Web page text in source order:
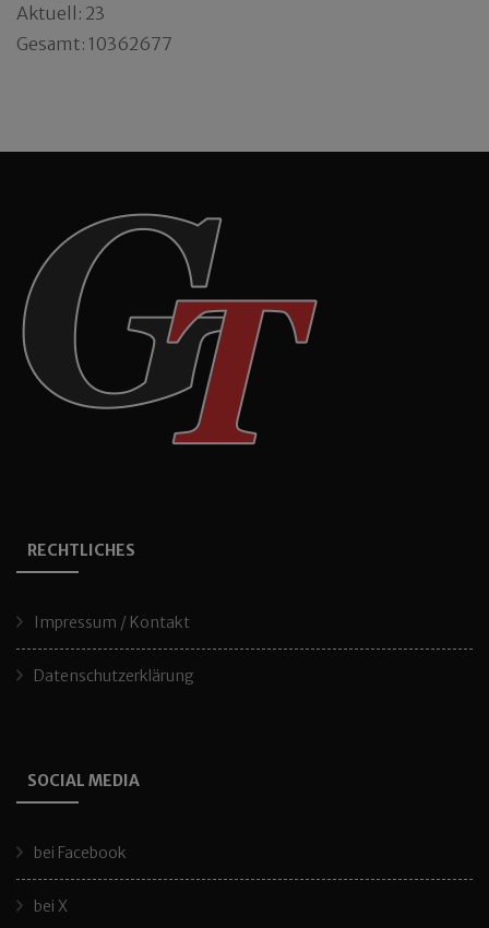
Aktuell: 23
Gesamt: 10362677
RECHTLICHES
Impressum / Kontakt
Datenschutzerklärung
SOCIAL MEDIA
bei Facebook
bei X